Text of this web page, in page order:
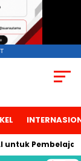
Pembelajaran